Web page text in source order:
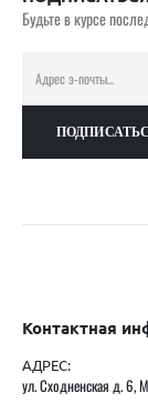
Будьте в курсе
Контактная
АДРЕС:
ул. Сходненская д. 6,